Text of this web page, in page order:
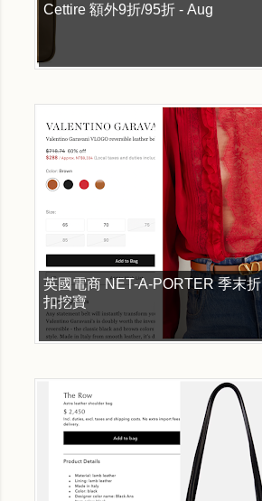
Cettire 額外9折/95折 - Aug
英國電商 NET-A-PORTER 季末折
扣挖寶